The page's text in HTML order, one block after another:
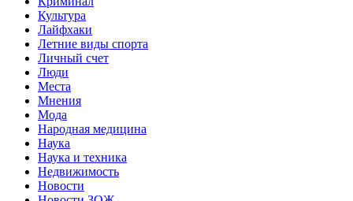
Культура
Лайфхаки
Летние виды спорта
Личный счет
Люди
Места
Мнения
Мода
Народная медицина
Наука
Наука и техника
Недвижимость
Новости